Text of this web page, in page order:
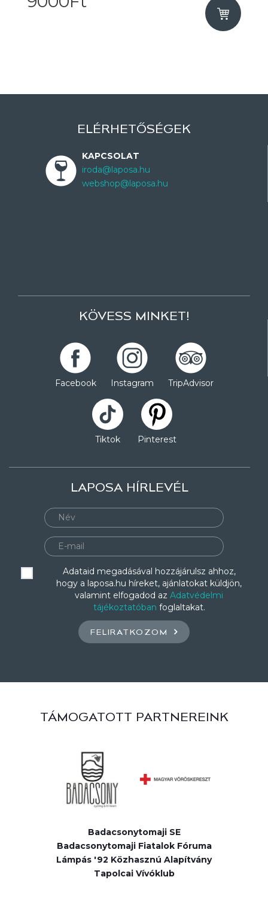
ELÉRHETŐSÉGEK
KAPCSOLAT
iroda@laposa.hu
webshop@laposa.hu
KÖVESS MINKET!
Facebook Instagram TripAdvisor
Tiktok Pinterest
LAPOSA HÍRLEVÉL
Adataid megadásával hozzájárulsz ahhoz,
hogy a laposa.hu híreket, ajánlatokat küldjön,
valamint elfogadod az Adatvédelmi
tájékoztatóban foglaltakat.
FELIRATKOZOM
TÁMOGATOTT PARTNEREINK
Badacsonytomaji SE
Badacsonytomaji Fiatalok Fóruma
Lámpás '92 Közhasznú Alapítvány
Tapolcai Vívóklub